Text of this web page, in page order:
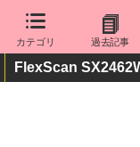
カテゴリ 過去記事
FlexScan